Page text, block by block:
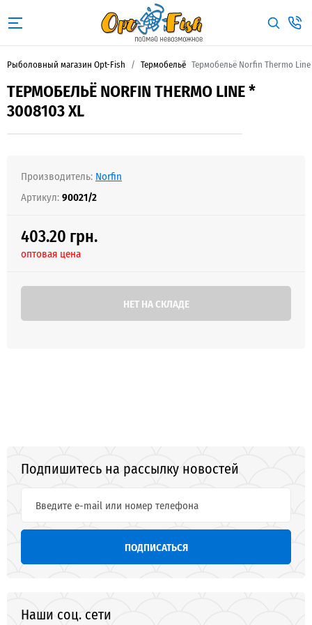
Рыболовный магазин Opt-Fish Термобельё Термобельё Norfin Thermo Line
ТЕРМОБЕЛЬЁ NORFIN THERMO LINE *
3008103 XL
Производитель: Norfin
Артикул:90021/2
403.20 грн.
оптовая цена
НЕТ НА СКЛАДЕ
Подпишитесь на рассылку новостей
ПОДПИСАТЬСЯ
Наши соц. сети